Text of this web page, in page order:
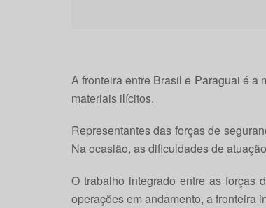
A fronteira entre Brasil e Paraguai é a
materiais ilícitos.
Representantes das forças de
Na ocasião, as dificuldades de
O trabalho integrado entre as forças
operações em andamento, a fronteira